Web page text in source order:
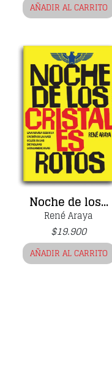
AÑADIR AL CARRITO
Noche de los...
$19.900
René Araya
AÑADIR AL CARRITO